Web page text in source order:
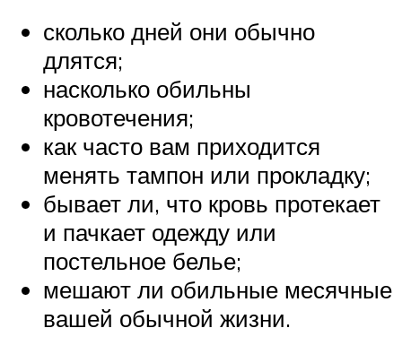
сколько дней они обычно
длятся;
насколько обильны
кровотечения;
как часто вам приходится
менять тампон или прокладку;
бывает ли, что кровь протекает
и пачкает одежду или
постельное белье;
мешают ли обильные месячные
вашей обычной жизни.